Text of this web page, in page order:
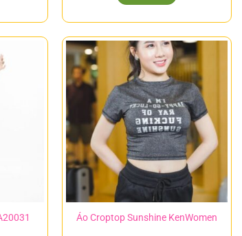
Áo Croptop Sunshine KenWomen